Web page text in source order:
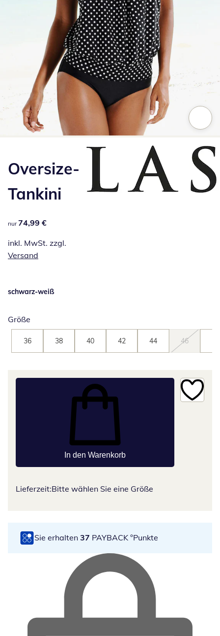
Oversize-
Tankini
74,99 €
nur 74,99 €
inkl. MwSt. zzgl.
Versand
schwarz-weiß
Größe
36 38 40 42 44 46
In den Warenkorb
Lieferzeit:Bitte wählen Sie eine Größe
Sie erhalten 37 PAYBACK °Punkte